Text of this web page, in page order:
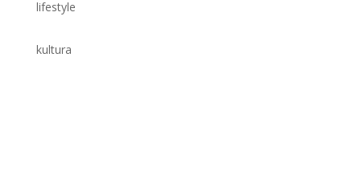
lifestyle
kultura